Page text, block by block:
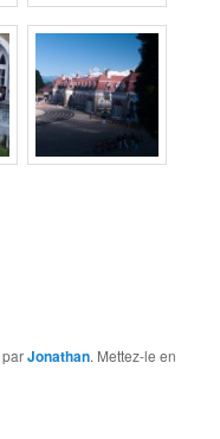
parJonathan. Mettez-le en